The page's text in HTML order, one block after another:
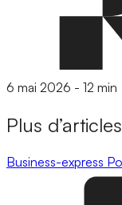
6 mai 2026 - 12 min
Plus
Business-express